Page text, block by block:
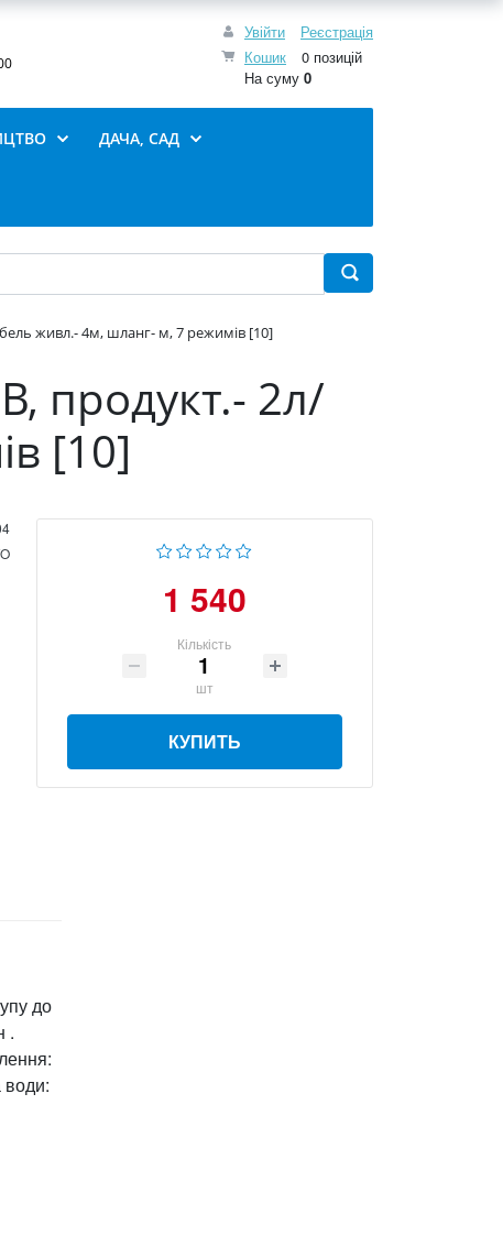
Увійти
Реєстрація
Кошик
0 позицій
На суму 0
ДАЧА, САД
живл.- 4м, шланг- м, 7 режимів [10]
продукт.- 2л/
[10]
1 540
Кількість
шт
КУПИТЬ
до
.
води: